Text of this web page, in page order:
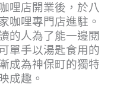
哩店開業後，於八
咖哩專門店進駐。
的人為了能一邊閱
單手以湯匙食用的
成為神保町的獨特
成趣。